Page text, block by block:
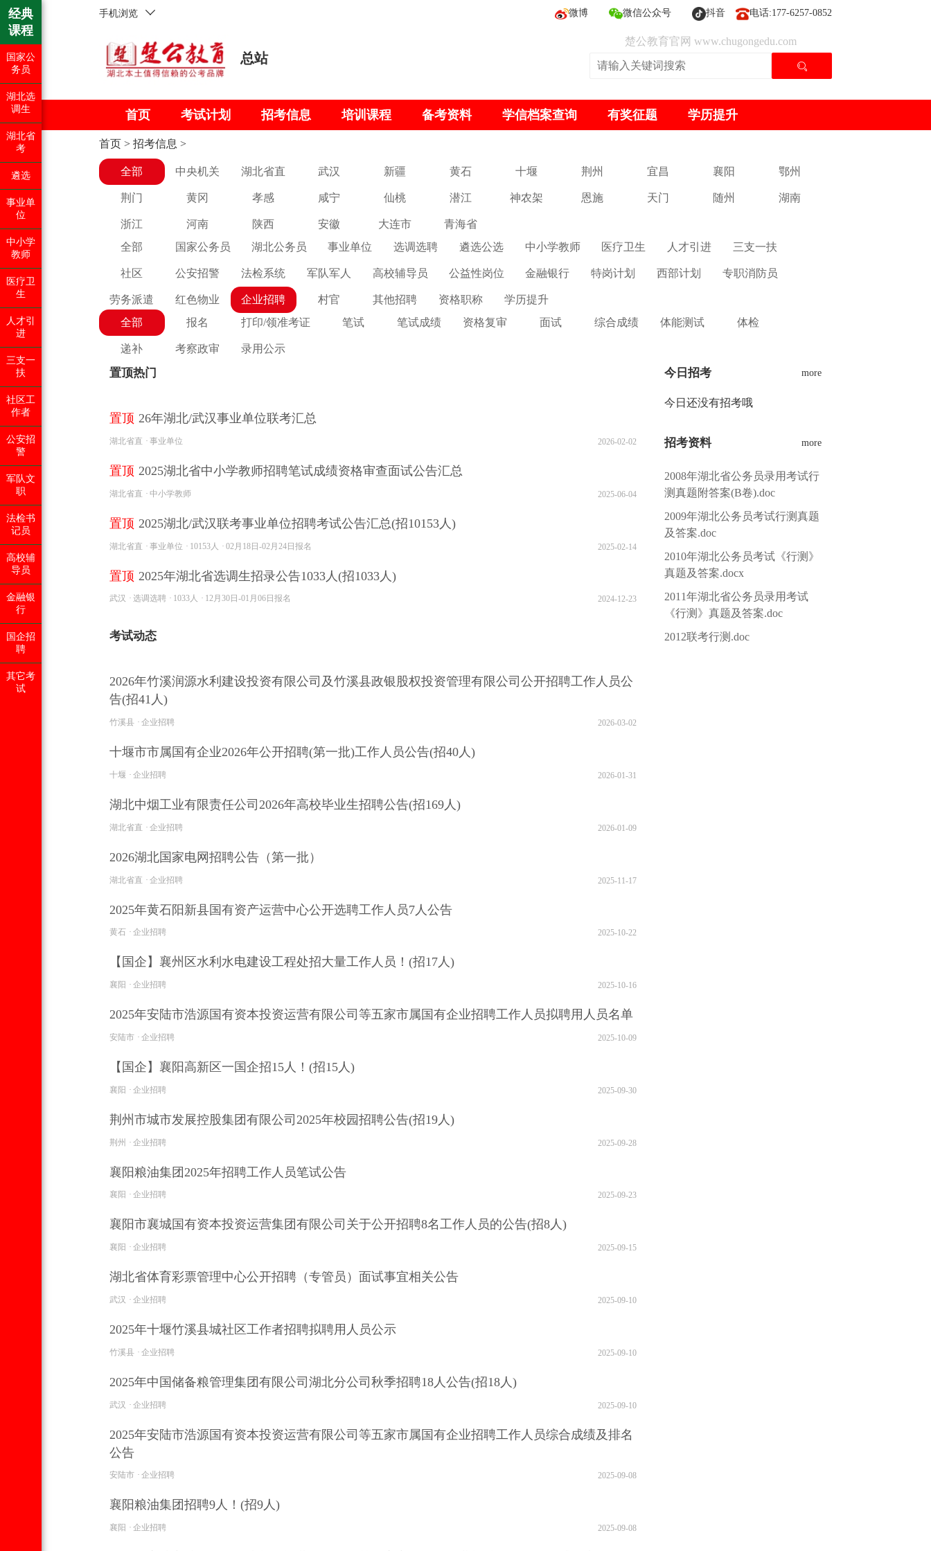
手机浏览 微博 微信公众号 抖音 电话:177-6257-0852
总站
楚公教育官网 www.chugongedu.com
首页 考试计划 招考信息 培训课程 备考资料 学信档案查询 有奖征题 学历提升
首页 > 招考信息 >
全部 中央机关 湖北省直 武汉 新疆 黄石 十堰 荆州 宜昌 襄阳 鄂州
荆门 黄冈 孝感 咸宁 仙桃 潜江 神农架 恩施 天门 随州 湖南
浙江 河南 陕西 安徽 大连市
青海省
全部
国家公务员 湖北公务员 事业单位 选调选聘 遴选公选 中小学教师 医疗卫生 人才引进 三支一扶
社区 公安招警 法检系统 军队军人 高校辅导员 公益性岗位 金融银行 特岗计划 西部计划 专职消防员
劳务派遣 红色物业 企业招聘 村官 其他招聘 资格职称
学历提升
全部
报名 打印/领准考证 笔试 笔试成绩 资格复审 面试 综合成绩 体能测试 体检
递补 考察政审 录用公示
置顶热门
置顶 26年湖北/武汉事业单位联考汇总
湖北省直 事业单位 2026-02-02
置顶 2025湖北省中小学教师招聘笔试成绩资格审查面试公告汇总
湖北省直 中小学教师 2025-06-04
置顶 2025湖北/武汉联考事业单位招聘考试公告汇总(招10153人)
湖北省直 事业单位 10153人 02月18日-02月24日报名 2025-02-14
置顶 2025年湖北省选调生招录公告1033人(招1033人)
武汉 选调选聘 1033人 12月30日-01月06日报名 2024-12-23
考试动态
2026年竹溪润源水利建设投资有限公司及竹溪县政银股权投资管理有限公司公开招聘工作人员公
告(招41人)
竹溪县 企业招聘 2026-03-02
十堰市市属国有企业2026年公开招聘(第一批)工作人员公告(招40人)
十堰 企业招聘 2026-01-31
湖北中烟工业有限责任公司2026年高校毕业生招聘公告(招169人)
湖北省直 企业招聘 2026-01-09
2026湖北国家电网招聘公告（第一批）
湖北省直 企业招聘 2025-11-17
2025年黄石阳新县国有资产运营中心公开选聘工作人员7人公告
黄石 企业招聘 2025-10-22
【国企】襄州区水利水电建设工程处招大量工作人员！(招17人)
襄阳 企业招聘 2025-10-16
2025年安陆市浩源国有资本投资运营有限公司等五家市属国有企业招聘工作人员拟聘用人员名单
安陆市 企业招聘 2025-10-09
【国企】襄阳高新区一国企招15人！(招15人)
襄阳 企业招聘 2025-09-30
荆州市城市发展控股集团有限公司2025年校园招聘公告(招19人)
荆州 企业招聘 2025-09-28
襄阳粮油集团2025年招聘工作人员笔试公告
襄阳 企业招聘 2025-09-23
襄阳市襄城国有资本投资运营集团有限公司关于公开招聘8名工作人员的公告(招8人)
襄阳 企业招聘 2025-09-15
湖北省体育彩票管理中心公开招聘（专管员）面试事宜相关公告
武汉 企业招聘 2025-09-10
2025年十堰竹溪县城社区工作者招聘拟聘用人员公示
竹溪县 企业招聘 2025-09-10
2025年中国储备粮管理集团有限公司湖北分公司秋季招聘18人公告(招18人)
武汉 企业招聘 2025-09-10
2025年安陆市浩源国有资本投资运营有限公司等五家市属国有企业招聘工作人员综合成绩及排名
公告
安陆市 企业招聘 2025-09-08
襄阳粮油集团招聘9人！(招9人)
襄阳 企业招聘 2025-09-08
今日招考 more
今日还没有招考哦
招考资料 more
2008年湖北省公务员录用考试行
测真题附答案(B卷).doc
2009年湖北公务员考试行测真题
及答案.doc
2010年湖北公务员考试《行测》
真题及答案.docx
2011年湖北省公务员录用考试
《行测》真题及答案.doc
2012联考行测.doc
经典
课程
国家公
务员
湖北选
调生
湖北省
考
遴选
事业单
位
中小学
教师
医疗卫
生
人才引
进
三支一
扶
社区工
作者
公安招
警
军队文
职
法检书
记员
高校辅
导员
金融银
行
国企招
聘
其它考
试